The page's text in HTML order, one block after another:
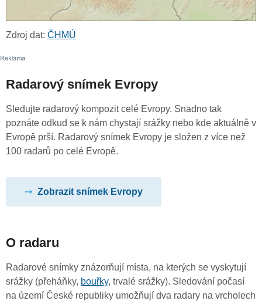
Zdroj dat: ČHMÚ
Radarový snímek Evropy
Sledujte radarový kompozit celé Evropy. Snadno tak
poznáte odkud se k nám chystají srážky nebo kde aktuálně v
Evropě prší. Radarový snímek Evropy je složen z více než
100 radarů po celé Evropě.
Zobrazit snímek Evropy
O radaru
Radarové snímky znázorňují místa, na kterých se vyskytují
srážky (přeháňky, bouřky, trvalé srážky). Sledování počasí
na území České republiky umožňují dva radary na vrcholech